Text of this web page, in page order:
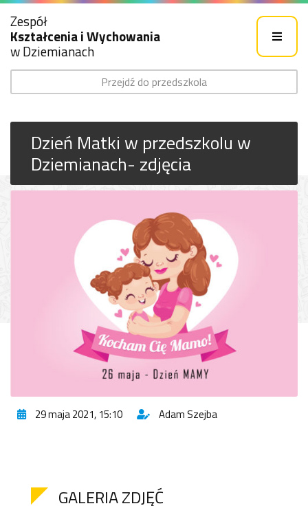
Zespół
Kształcenia i Wychowania
w Dziemianach
Przejdź do przedszkola
Dzień Matki w przedszkolu w
Dziemianach- zdjęcia
29 maja 2021, 15:10 Adam Szejba
GALERIA ZDJĘĆ